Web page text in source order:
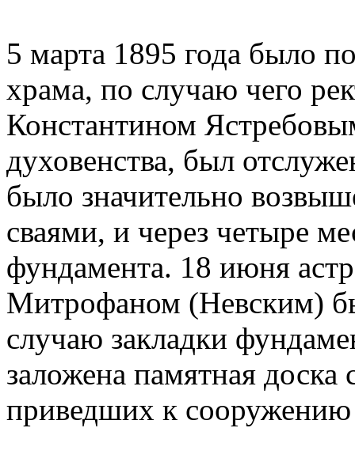
5 марта 1895 года было
храма, по случаю чего
Константином
духовенства, был
было значительно
сваями, и через четыре
фундамента. 18 июня
Митрофаном (Невским)
случаю закладки
заложена памятная доска
приведших к сооружению